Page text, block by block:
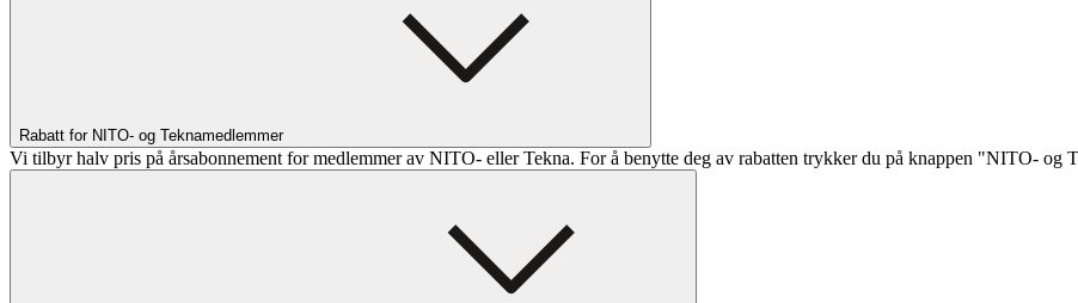
Rabatt for NITO- og Teknamedlemmer
Vi tilbyr halv pris på årsabonnement for medlemmer av NITO- eller Tekna. For å benytte deg av rabatten trykker du på knappen "NITO- og